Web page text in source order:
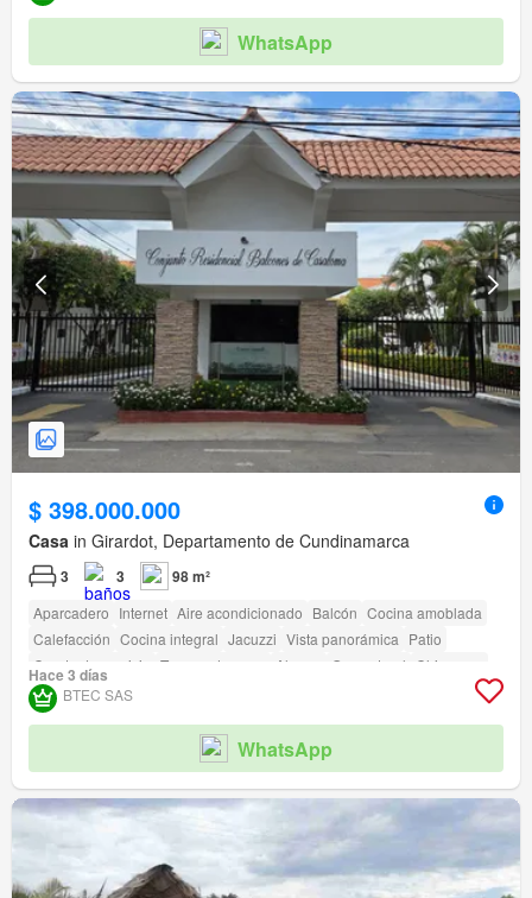
WhatsApp
$ 398.000.000
Casa in Girardot, Departamento de Cundinamarca
3 3 98 m²
Aparcadero Internet Aire acondicionado Balcón Cocina amoblada
Calefacción Cocina integral Jacuzzi Vista panorámica Patio
Cuarto de servicio
Tanque de agua Alarma Gas natural
Chimenea
Estudio Agua
Seguridad privada
Barbecue Caseta de vigilancia
Acceso para personas con discapacidad Cancha de tenis
Hace 3 días
BTEC SAS
WhatsApp